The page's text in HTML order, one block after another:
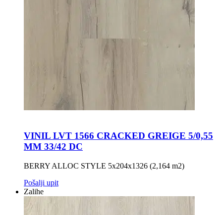
VINIL LVT 1566 CRACKED GREIGE 5/0,55
MM 33/42 DC
BERRY ALLOC STYLE 5x204x1326 (2,164 m2)
Pošalji upit
Zalihe